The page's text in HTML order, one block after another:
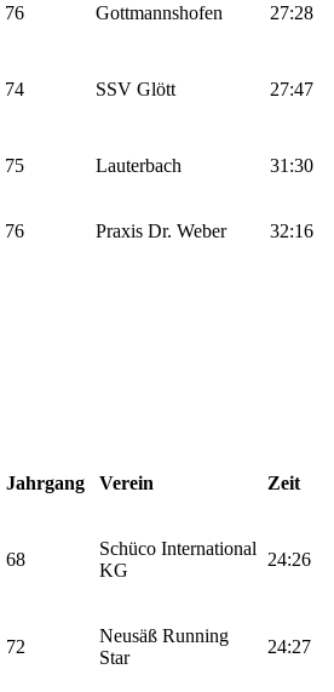
76 Gottmannshofen 27:28
74 SSV Glött 27:47
75 Lauterbach 31:30
76 Praxis Dr. Weber 32:16
Jahrgang Verein Zeit
68
Schüco International
KG
24:26
72
Neusäß Running
Star
24:27